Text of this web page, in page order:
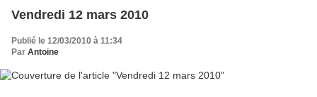
Vendredi 12 mars 2010
Publié le 12/03/2010 à 11:34
Par Antoine